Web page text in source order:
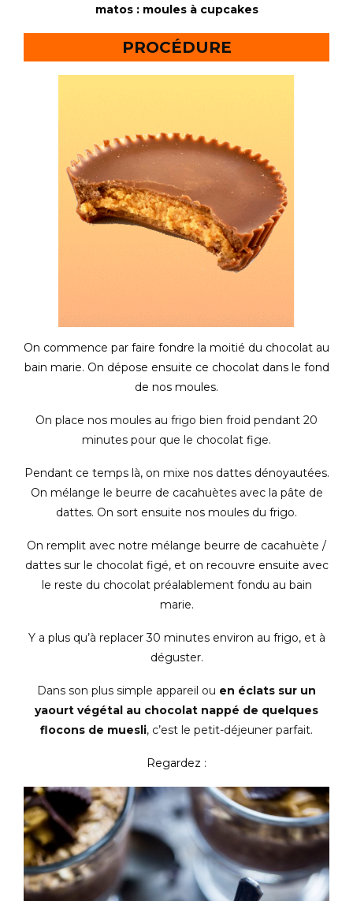
matos : moules à cupcakes
PROCÉDURE
On commence par faire fondre la moitié du chocolat au
bain marie. On dépose ensuite ce chocolat dans le fond
de nos moules.
On place nos moules au frigo bien froid pendant 20
minutes pour que le chocolat fige.
Pendant ce temps là, on mixe nos dattes dénoyautées.
On mélange le beurre de cacahuètes avec la pâte de
dattes. On sort ensuite nos moules du frigo.
On remplit avec notre mélange beurre de cacahuète /
dattes sur le chocolat figé, et on recouvre ensuite avec
le reste du chocolat préalablement fondu au bain
marie.
Y a plus qu’à replacer 30 minutes environ au frigo, et à
déguster.
Dans son plus simple appareil ou en éclats sur un
yaourt végétal au chocolat nappé de quelques
flocons de muesli, c’est le petit-déjeuner parfait.
Regardez :